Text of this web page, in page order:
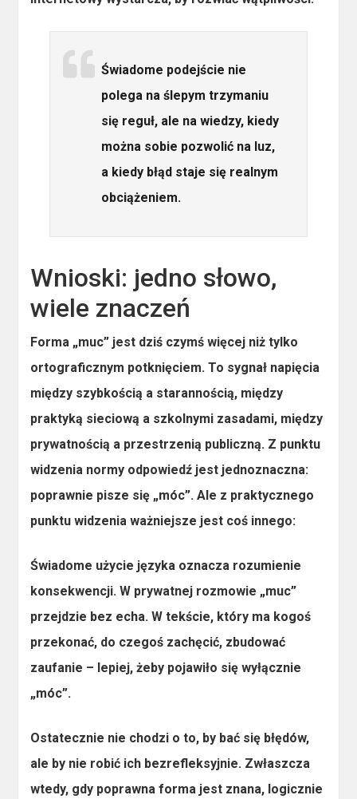
Świadome podejście nie
polega na ślepym trzymaniu
się reguł, ale na wiedzy, kiedy
można sobie pozwolić na luz,
a kiedy błąd staje się realnym
obciążeniem.
Wnioski: jedno słowo,
wiele znaczeń
Forma „muc” jest dziś czymś więcej niż tylko
ortograficznym potknięciem. To sygnał napięcia
między szybkością a starannością, między
praktyką sieciową a szkolnymi zasadami, między
prywatnością a przestrzenią publiczną. Z punktu
widzenia normy odpowiedź jest jednoznaczna:
poprawnie pisze się „móc”. Ale z praktycznego
punktu widzenia ważniejsze jest coś innego:
Świadome użycie języka oznacza rozumienie
konsekwencji. W prywatnej rozmowie „muc”
przejdzie bez echa. W tekście, który ma kogoś
przekonać, do czegoś zachęcić, zbudować
zaufanie – lepiej, żeby pojawiło się wyłącznie
„móc”.
Ostatecznie nie chodzi o to, by bać się błędów,
ale by nie robić ich bezrefleksyjnie. Zwłaszcza
wtedy, gdy poprawna forma jest znana, logicznie